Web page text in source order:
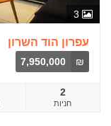
עפרון הוד השרון
₪
7,950,000
2